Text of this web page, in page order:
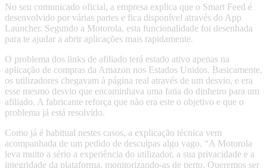
No seu comunicado oficial, a empresa explica que o Smart Feed é
desenvolvido por várias partes e fica disponível através do App
Launcher. Segundo a Motorola, esta funcionalidade foi desenhada
para te ajudar a abrir aplicações mais rapidamente.
O problema dos links de afiliado terá estado ativo apenas na
aplicação de compras da Amazon nos Estados Unidos. Basicamente,
os utilizadores chegavam à página real através de um desvio, e era
esse mesmo desvio que encaminhava uma fatia do dinheiro para um
afiliado. A fabricante reforça que não era este o objetivo e que o
problema já está resolvido.
Como já é habitual nestes casos, a explicação técnica vem
acompanhada de um pedido de desculpas algo vago. “A Motorola
leva muito a sério a experiência do utilizador, a sua privacidade e a
integridade da plataforma, monitorizando-as de perto. Queremos ser